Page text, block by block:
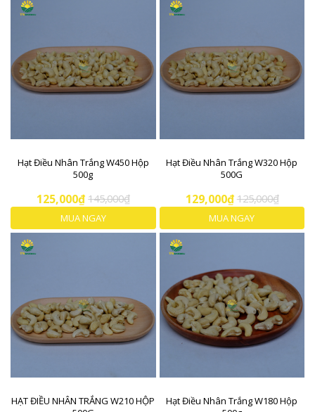
Hạt Điều Nhân Trắng W450 Hộp
500g
125,000₫ 145,000₫
MUA NGAY
Hạt Điều Nhân Trắng W320 Hộp
500G
129,000₫ 125,000₫
MUA NGAY
HẠT ĐIỀU NHÂN TRẮNG W210 HỘP
Hạt Điều Nhân Trắng W180 Hộp